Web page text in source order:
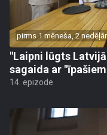
pirms 1 mēneša, 2
"Laipni lūgts
sagaida ar
14. epizode